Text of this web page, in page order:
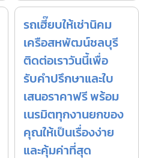
รถเฮี๊ยบให้เช่านิคม
เครือสหพัฒน์ชลบุรี
ติดต่อเราวันนี้เพื่อ
รับคำปรึกษาและใบ
เสนอราคาฟรี พร้อม
เนรมิตทุกงานยกของ
คุณให้เป็นเรื่องง่าย
และคุ้มค่าที่สุด